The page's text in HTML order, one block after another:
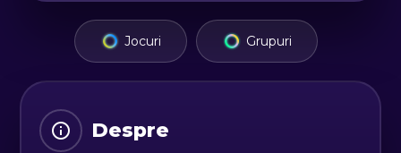
Jocuri Grupuri
Despre